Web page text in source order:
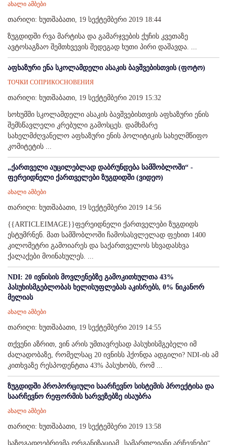
ახალი ამბები
თარიღი: ხუთშაბათი, 19 სექტემბერი 2019 18:44
ზუგდიდში რვა მარტისა და გამარჯვების ქუჩის კვეთაზე
ავტოსაგზაო შემთხვევის შედეგად ხუთი პირი დაშავდა. ...
აფხაზური ენა სკოლამდელი ასაკის ბავშვებისთვის (ფოტო)
ТОЧКИ СОПРИКОСНОВЕНИЯ
თარიღი: ხუთშაბათი, 19 სექტემბერი 2019 15:32
სოხუმში სკოლამდელი ასაკის ბავშვებისთვის აფხაზური ენის
შემსწავლელი კრებული გამოსცეს. დამხმარე
სახელმძღვანელო აფხაზური ენის პოლიტიკის სახელმწიფო
კომიტეტის ...
„ქართველი აუცილებლად დაბრუნდება სამშობლოში“ -
ფერეიდნელი ქართველები ზუგდიდში (ვიდეო)
ახალი ამბები
თარიღი: ხუთშაბათი, 19 სექტემბერი 2019 14:56
{{ARTICLEIMAGE}}ფერეიდნელი ქართველები ზუგდიდს
ესტუმრნენ. მათ სამშობლოში ჩამოსასვლელად ფეხით 1400
კილომეტრი გამოიარეს და საქართველოს სხვადასხვა
ქალაქები მოინახულეს. ...
NDI: 20 ივნისის მოვლენებზე გამოკითხულთა 43%
პასუხისმგებლობას ხელისუფლებას აკისრებს, 0% ნიკანორ
მელიას
ახალი ამბები
თარიღი: ხუთშაბათი, 19 სექტემბერი 2019 14:55
თქვენი აზრით, ვინ არის უმთავრესად პასუხისმგებელი იმ
ძალადობაზე, რომელსაც 20 ივნისს ჰქონდა ადგილი? NDI-ის ამ
კითხვაზე რესპოდენტთა 43% პასუხობს, რომ ...
ზუგდიდში პროპორციული საარჩევნო სისტემის პროექტისა და
საარჩევნო რეფორმის ხარვეზებზე ისაუბრა
ახალი ამბები
თარიღი: ხუთშაბათი, 19 სექტემბერი 2019 13:58
საზოგადოებრივმა ორგანიზაციამ „სამართლიანი არჩევნები“